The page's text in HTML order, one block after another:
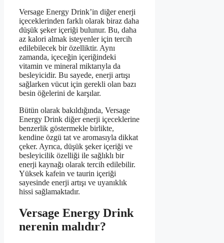
Versage Energy Drink’in diğer enerji
içeceklerinden farklı olarak biraz daha
düşük şeker içeriği bulunur. Bu, daha
az kalori almak isteyenler için tercih
edilebilecek bir özelliktir. Aynı
zamanda, içeceğin içeriğindeki
vitamin ve mineral miktarıyla da
besleyicidir. Bu sayede, enerji artışı
sağlarken vücut için gerekli olan bazı
besin öğelerini de karşılar.
Bütün olarak bakıldığında, Versage
Energy Drink diğer enerji içeceklerine
benzerlik göstermekle birlikte,
kendine özgü tat ve aromasıyla dikkat
çeker. Ayrıca, düşük şeker içeriği ve
besleyicilik özelliği ile sağlıklı bir
enerji kaynağı olarak tercih edilebilir.
Yüksek kafein ve taurin içeriği
sayesinde enerji artışı ve uyanıklık
hissi sağlamaktadır.
Versage Energy Drink
nerenin malıdır?